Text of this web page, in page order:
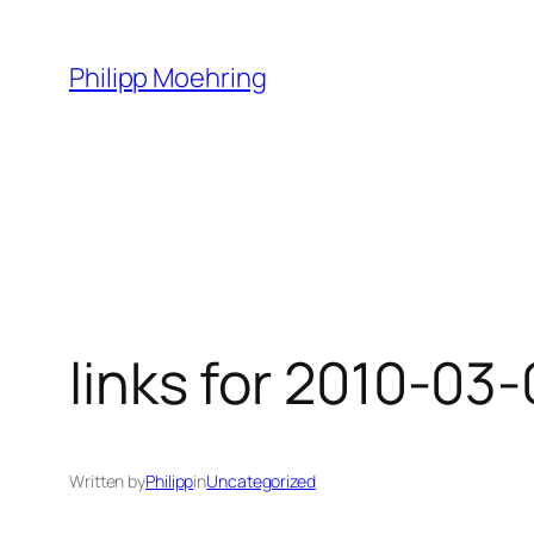
content
Philipp Moehring
links for 2010-
Written byPhilippinUncategorized